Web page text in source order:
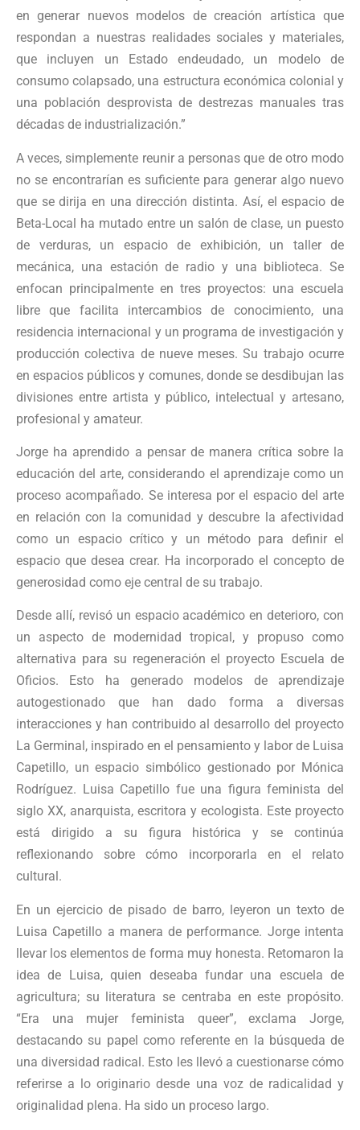
en generar nuevos modelos de creación artística que
respondan a nuestras realidades sociales y materiales,
que incluyen un Estado endeudado, un modelo de
consumo colapsado, una estructura económica colonial y
una población desprovista de destrezas manuales tras
décadas de industrialización.”
A veces, simplemente reunir a personas que de otro modo
no se encontrarían es suficiente para generar algo nuevo
que se dirija en una dirección distinta. Así, el espacio de
Beta-Local ha mutado entre un salón de clase, un puesto
de verduras, un espacio de exhibición, un taller de
mecánica, una estación de radio y una biblioteca. Se
enfocan principalmente en tres proyectos: una escuela
libre que facilita intercambios de conocimiento, una
residencia internacional y un programa de investigación y
producción colectiva de nueve meses. Su trabajo ocurre
en espacios públicos y comunes, donde se desdibujan las
divisiones entre artista y público, intelectual y artesano,
profesional y amateur.
Jorge ha aprendido a pensar de manera crítica sobre la
educación del arte, considerando el aprendizaje como un
proceso acompañado. Se interesa por el espacio del arte
en relación con la comunidad y descubre la afectividad
como un espacio crítico y un método para definir el
espacio que desea crear. Ha incorporado el concepto de
generosidad como eje central de su trabajo.
Desde allí, revisó un espacio académico en deterioro, con
un aspecto de modernidad tropical, y propuso como
alternativa para su regeneración el proyecto Escuela de
Oficios. Esto ha generado modelos de aprendizaje
autogestionado que han dado forma a diversas
interacciones y han contribuido al desarrollo del proyecto
La Germinal, inspirado en el pensamiento y labor de Luisa
Capetillo, un espacio simbólico gestionado por Mónica
Rodríguez. Luisa Capetillo fue una figura feminista del
siglo XX, anarquista, escritora y ecologista. Este proyecto
está dirigido a su figura histórica y se continúa
reflexionando sobre cómo incorporarla en el relato
cultural.
En un ejercicio de pisado de barro, leyeron un texto de
Luisa Capetillo a manera de performance. Jorge intenta
llevar los elementos de forma muy honesta. Retomaron la
idea de Luisa, quien deseaba fundar una escuela de
agricultura; su literatura se centraba en este propósito.
“Era una mujer feminista queer”, exclama Jorge,
destacando su papel como referente en la búsqueda de
una diversidad radical. Esto les llevó a cuestionarse cómo
referirse a lo originario desde una voz de radicalidad y
originalidad plena. Ha sido un proceso largo.